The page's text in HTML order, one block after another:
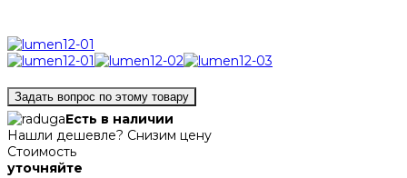
Задать вопрос по этому товару
Есть в наличии
Нашли дешевле? Снизим цену
Стоимость
уточняйте